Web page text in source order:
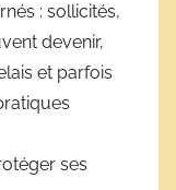
: sollicités,
devenir,
et parfois
ses